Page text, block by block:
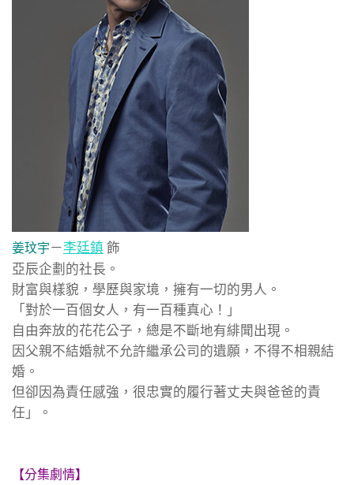
姜玟宇－李廷鎮 飾
亞辰企劃的社長。
財富與樣貌，學歷與家境，擁有一切的男人。
「對於一百個女人，有一百種真心！」
自由奔放的花花公子，總是不斷地有緋聞出現。
因父親不結婚就不允許繼承公司的遺願，不得不相親結
婚。
但卻因為責任感強，很忠實的履行著丈夫與爸爸的責
任」。
【分集劇情】